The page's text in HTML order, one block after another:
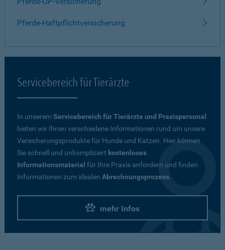
Pferde-Haftpflichtversicherung
Servicebereich für Tierärzte
In unseremServicebereich für Tierärzte und Praxispersonal
bieten wir Ihnen verschiedene Informationen rund um unsere
Versicherungsprodukte für Hunde und Katzen. Hier können
Sie schnell und unkompliziert kostenloses
Informationsmaterial für Ihre Praxis anfordern und finden
Informationen zum idealen Abrechnungsprozess.
mehr Infos